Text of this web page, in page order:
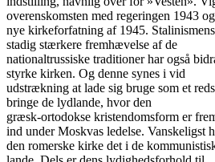
overenskomsten med regeringen 1943
nye kirkeforfatning af 1945. Stalinismens
stadig stærkere fremhævelse af de
nationaltrussiske traditioner har også
styrke kirken. Og denne synes i vid
udstrækning at lade sig bruge som et
bringe de lydlande, hvor den
græsk-ortodokse kristendomsform er
ind under Moskvas ledelse. Vanskeligst
den romerske kirke det i de